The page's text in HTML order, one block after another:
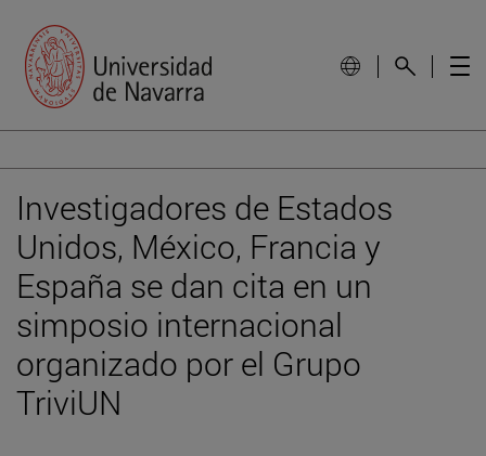
Investigadores de Estados
Unidos, México, Francia y
España se dan cita en un
simposio internacional
organizado por el Grupo
TriviUN